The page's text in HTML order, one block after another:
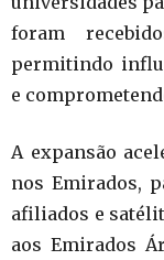
foram
permitindo
e
A expansão
nos Emirados,
afiliados e
aos Emirados